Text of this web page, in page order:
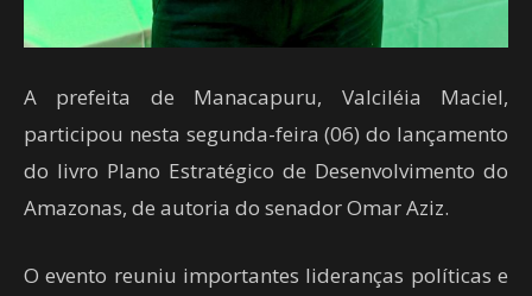
A prefeita de Manacapuru, Valciléia Maciel,
participou nesta segunda-feira (06) do lançamento
do livro Plano Estratégico de Desenvolvimento do
Amazonas, de autoria do senador Omar Aziz.
O evento reuniu importantes lideranças políticas e